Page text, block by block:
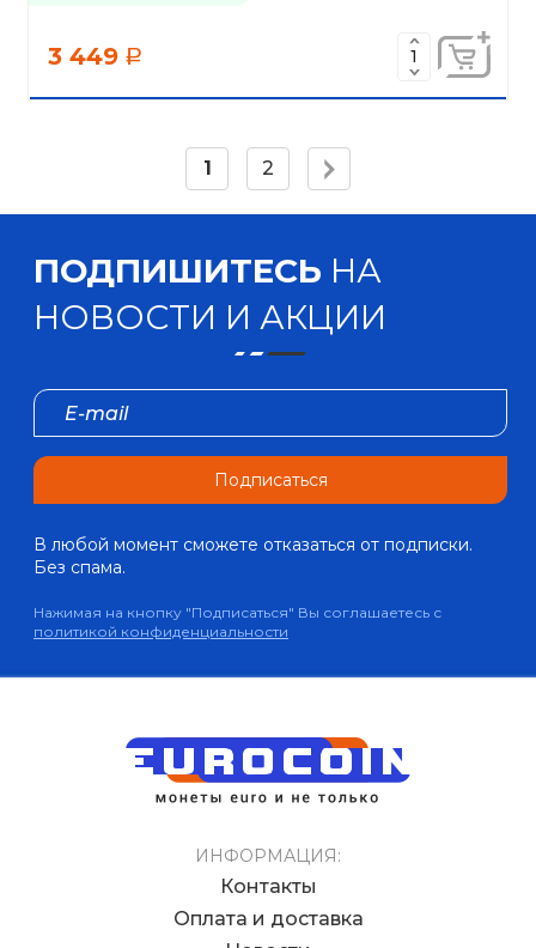
3 449 a
1 2
ПОДПИШИТЕСЬ НА
НОВОСТИ И АКЦИИ
Подписаться
В любой момент сможете отказаться от подписки.
Без спама.
Нажимая на кнопку "Подписаться" Вы соглашаетесь с
политикой конфиденциальности
ИНФОРМАЦИЯ:
Контакты
Оплата и доставка